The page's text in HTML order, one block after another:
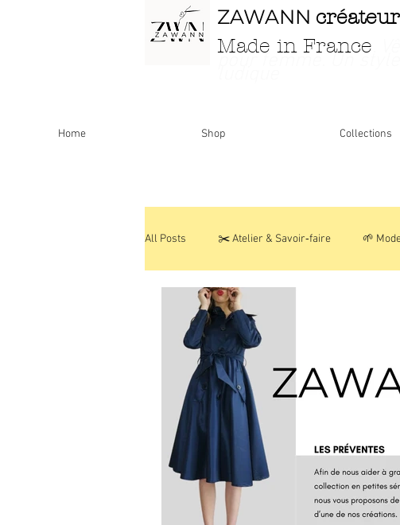
ZAWANN
Made in France
Home Shop Collections
All Posts ✂️ Atelier & Savoir‑faire 🌱
Personnalisations & Modèles uniques